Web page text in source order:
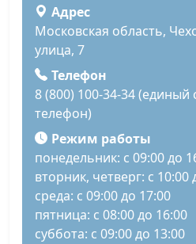
Адрес
Московская область,
улица, 7
Телефон
8 (800) 100-34-34
телефон)
Режим работы
понедельник: с 09:00 до
вторник, четверг: с 10:00
среда: с 09:00 до 17:00
пятница: с 08:00 до 16:00
суббота: с 09:00 до 13:00